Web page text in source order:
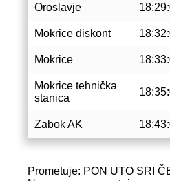
Oroslavje
Mokrice diskont
Mokrice
Mokrice tehnička
stanica
Zabok AK
Prometuje: PON UTO SRI